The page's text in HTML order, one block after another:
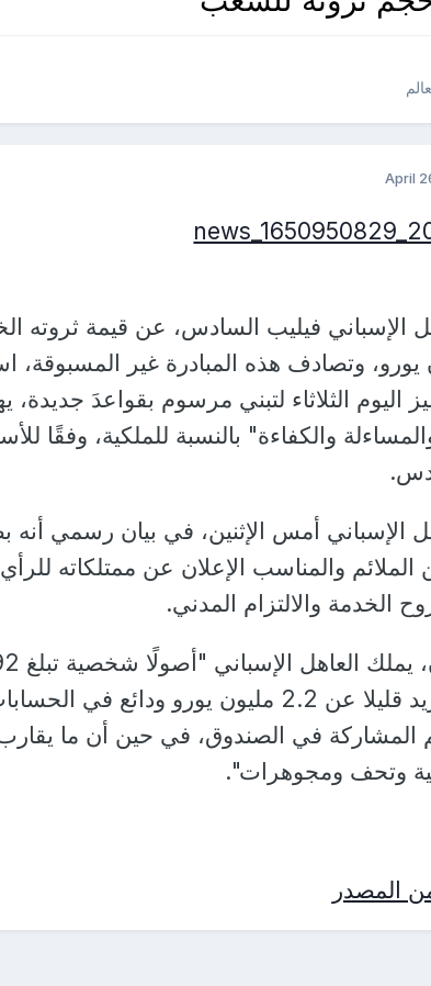
April
الإسباني فيليب السادس، عن قيمة ثروته
يورو، وتصادف هذه المبادرة غير المسبوقة،
اليوم الثلاثاء لتبني مرسوم بقواعدَ جديدة،
والكفاءة" بالنسبة للملكية، وفقًا
الإسباني أمس الإثنين، في بيان رسمي أنه
الملائم والمناسب الإعلان عن ممتلكاته
الخدمة والالتزام المدني.
ضمنها ما يزيد قليلا عن 2.2 مليون يورو
وتحف ومجوهرات".
المصدر